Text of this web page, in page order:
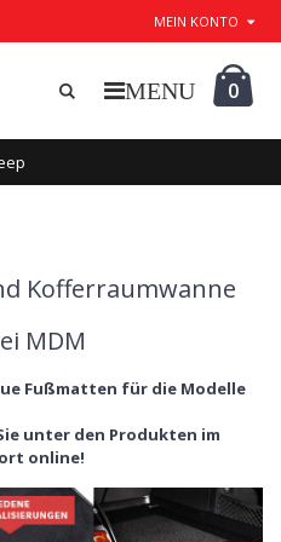
MEIN KONTO
0
Kofferraumwanne
MDM
Fußmatten für die Modelle
unter den Produkten im
online!